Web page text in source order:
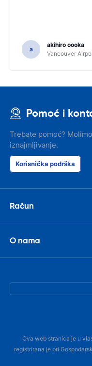
a
akihiro oooka
Vancouver
Pomoć i
Trebate pomoć?
iznajmljivanje.
Korisnička podrška
Račun
O nama
Ova web stranica je u
registrirana je pri